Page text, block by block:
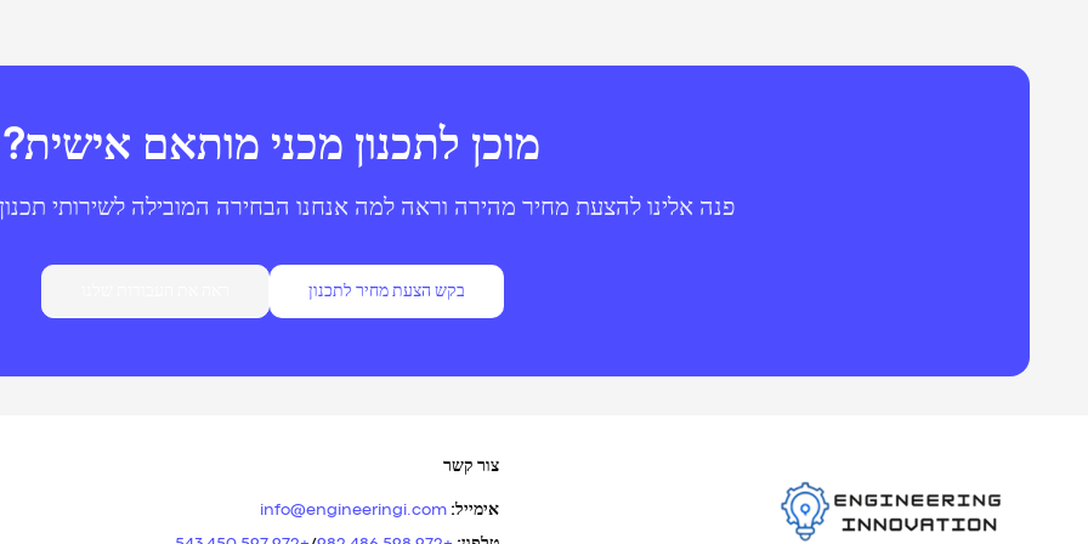
מוכן לתכנון מכני מותאם אישית?
פנה אלינו להצעת מחיר מהירה וראה למה אנחנו הבחירה המובילה לשירותי
בקש הצעת מחיר לתכנון
צור קשר
אימייל:
info@engineeringi.com